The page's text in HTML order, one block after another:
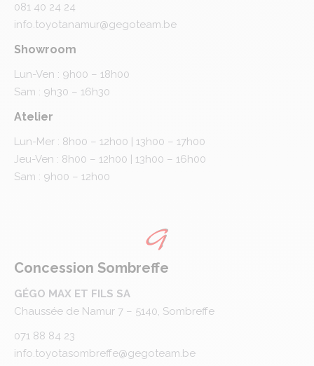
081 40 24 24
info.toyotanamur@gegoteam.be
Showroom
Lun-Ven : 9h00 – 18h00
Sam : 9h30 – 16h30
Atelier
Lun-Mer : 8h00 – 12h00 | 13h00 – 17h00
Jeu-Ven : 8h00 – 12h00 | 13h00 – 16h00
Sam : 9h00 – 12h00
Concession Sombreffe
GÉGO MAX ET FILS SA
Chaussée de Namur 7 – 5140, Sombreffe
071 88 84 23
info.toyotasombreffe@gegoteam.be